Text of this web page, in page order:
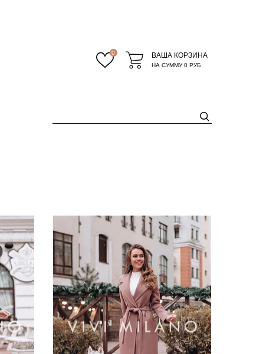
0 ВАША КОРЗИНА
НА СУММУ0 РУБ